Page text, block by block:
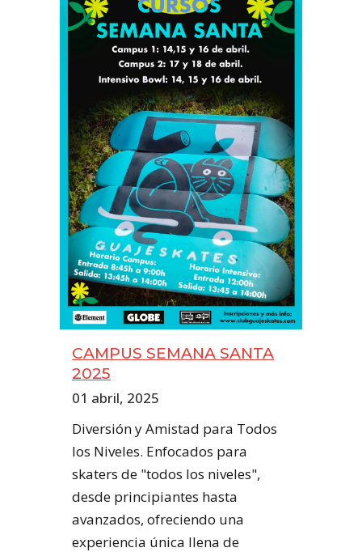
CAMPUS SEMANA SANTA
2025
01 abril, 2025
Diversión y Amistad para Todos
los Niveles. Enfocados para
skaters de "todos los niveles",
desde principiantes hasta
avanzados, ofreciendo una
experiencia única llena de